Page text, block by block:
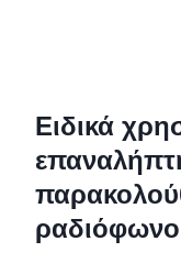
Ειδικά
ραδιόφωνο